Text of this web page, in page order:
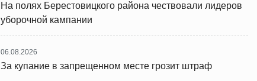
На полях Берестовицкого района чествовали лидеров
уборочной кампании
06.08.2026
За купание в запрещенном месте грозит штраф